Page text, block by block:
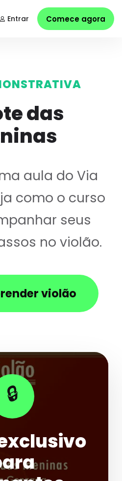
Entrar Comece agora
das
aula do Via
como o curso
seus
no violão.
violão
🔒